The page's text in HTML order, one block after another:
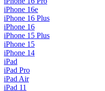
iPhone 16e
iPhone 16 Plus
iPhone 16
iPhone 15 Plus
iPhone 15
iPhone 14
iPad
iPad Pro
iPad Air
iPad 11